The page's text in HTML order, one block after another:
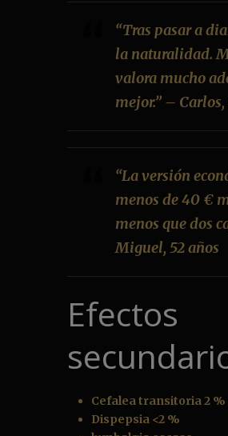
“Tras pasar a
la naturalidad.
valora mucho
mejor.” – Carlos,
“La versión
menos de 40 €
menos que dos
Miguel, 52 años
Efectos
Cefalea transitoria 2 %
Dispepsia <2 %